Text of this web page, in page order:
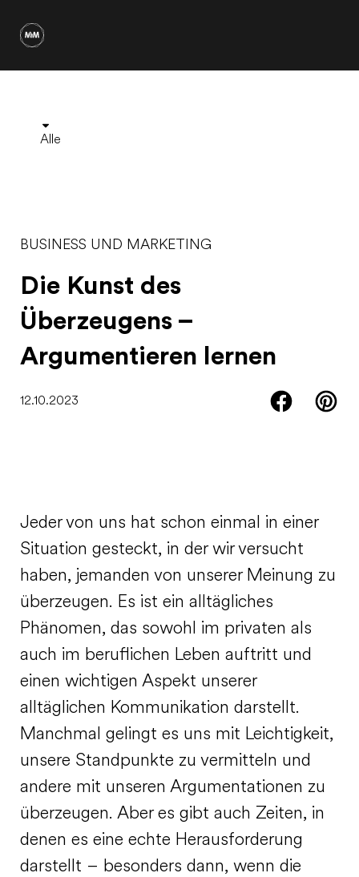
Alle
BUSINESS UND MARKETING
Die Kunst des
Überzeugens –
Argumentieren lernen
12.10.2023
Jeder von uns hat schon einmal in einer
Situation gesteckt, in der wir versucht
haben, jemanden von unserer Meinung zu
überzeugen. Es ist ein alltägliches
Phänomen, das sowohl im privaten als
auch im beruflichen Leben auftritt und
einen wichtigen Aspekt unserer
alltäglichen Kommunikation darstellt.
Manchmal gelingt es uns mit Leichtigkeit,
unsere Standpunkte zu vermitteln und
andere mit unseren Argumentationen zu
überzeugen. Aber es gibt auch Zeiten, in
denen es eine echte Herausforderung
darstellt – besonders dann, wenn die